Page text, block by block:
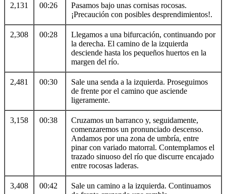
2,131 00:26
Pasamos bajo unas cornisas rocosas.
¡Precaución con posibles desprendimientos!.
2,308 00:28
Llegamos a una bifurcación, continuando por
la derecha. El camino de la izquierda
desciende hasta los pequeños huertos en la
margen del río.
2,481 00:30
Sale una senda a la izquierda. Proseguimos
de frente por el camino que asciende
ligeramente.
3,158 00:38
Cruzamos un barranco y, seguidamente,
comenzaremos un pronunciado descenso.
Andamos por una zona de umbría, entre
pinar con variado matorral. Contemplamos el
trazado sinuoso del río que discurre encajado
entre rocosas laderas.
3,408 00:42
Sale un camino a la izquierda. Continuamos